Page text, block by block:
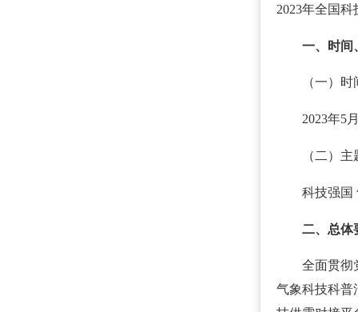
2023年全国
一、时间
（一）时
2023年5
（二）主
科技强国
二、总体
全面贯彻
气象科技科普